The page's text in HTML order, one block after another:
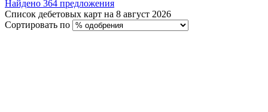
Найдено 364 предложения
Список дебетовых карт на 8 август 2026
Сортировать по